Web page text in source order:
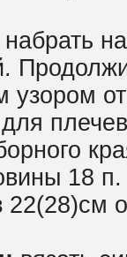
набрать
18